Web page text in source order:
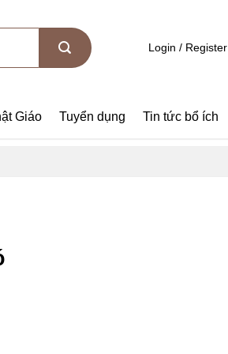
Login / Register
Giáo Tuyển dụng Tin tức bổ ích